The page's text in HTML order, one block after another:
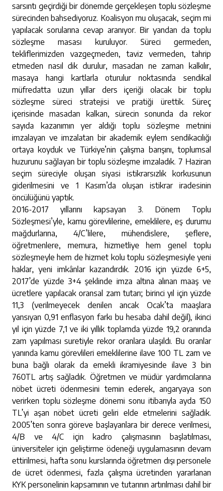
sarsıntı geçirdiği bir dönemde gerçekleşen toplu sözleşme
sürecinden bahsediyoruz. Koalisyon mu oluşacak, seçim mi
yapılacak sorularına cevap aranıyor. Bir yandan da toplu
sözleşme masası kuruluyor. Süreci germeden,
tekliflerimizden vazgeçmeden, taviz vermeden, tahrip
etmeden nasıl dik durulur, masadan ne zaman kalkılır,
masaya hangi kartlarla oturulur noktasında sendikal
müfredatta uzun yıllar ders içeriği olacak bir toplu
sözleşme süreci stratejisi ve pratiği ürettik. Süreç
içerisinde masadan kalkan, sürecin sonunda da rekor
sayıda kazanımın yer aldığı toplu sözleşme metnini
imzalayan ve imzalatan bir akademik eylem sendikacılığı
ortaya koyduk ve Türkiye’nin çalışma barışını, toplumsal
huzurunu sağlayan bir toplu sözleşme imzaladık. 7 Haziran
seçim süreciyle oluşan siyasi istikrarsızlık korkusunun
giderilmesini ve 1 Kasım’da oluşan istikrar iradesinin
öncülüğünü yaptık.
2016-2017 yıllarını kapsayan 3. Dönem Toplu
Sözleşmesi’yle, kamu görevlilerine, emeklilere, eş durumu
mağdurlarına, 4/C’lilere, mühendislere, şeflere,
öğretmenlere, memura, hizmetliye hem genel toplu
sözleşmeyle hem de hizmet kolu toplu sözleşmesiyle yeni
haklar, yeni imkânlar kazandırdık. 2016 için yüzde 6+5,
2017’de yüzde 3+4 şeklinde imza altına alınan maaş ve
ücretlere yapılacak oransal zam tutarı; birinci yıl için yüzde
11,3 (verilmeyecek denilen ancak Ocak’ta maaşlara
yansıyan 0,91 enflasyon farkı bu hesaba dahil değil), ikinci
yıl için yüzde 7,1 ve iki yıllık toplamda yüzde 19,2 oranında
zam yapılması suretiyle rekor oranlara ulaşıldı. Bu oranlar
yanında kamu görevlileri emeklilerine ilave 100 TL zam ve
buna bağlı olarak da emekli ikramiyesinde ilave 3 bin
760TL artış sağladık. Öğretmen ve müdür yardımcılarına
nöbet ücreti ödenmesini temin ederek, angaryaya son
verirken toplu sözleşme dönemi sonu itibarıyla ayda 150
TL’yi aşan nöbet ücreti geliri elde etmelerini sağladık.
2005’ten sonra göreve başlayanlara bir derece verilmesi,
4/B ve 4/C için kadro çalışmasının başlatılması,
üniversiteler için geliştirme ödeneği uygulamasının devam
ettirilmesi, hafta sonu kurslarında öğretmen dışı personele
de ücret ödenmesi, fazla çalışma ücretinden yararlanan
KYK personelinin kapsamının ve tutarının artırılması dahil bir